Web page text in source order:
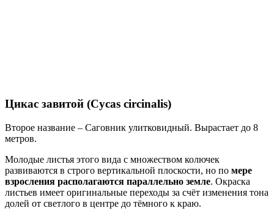
Цикас завитой (Cycas circinalis)
Второе название – Саговник улитковидный. Вырастает до 8
метров.
Молодые листья этого вида с множеством колючек
развиваются в строго вертикальной плоскости, но по мере
взросления располагаются параллельно земле. Окраска
листьев имеет оригинальные переходы за счёт изменения тона
долей от светлого в центре до тёмного к краю.